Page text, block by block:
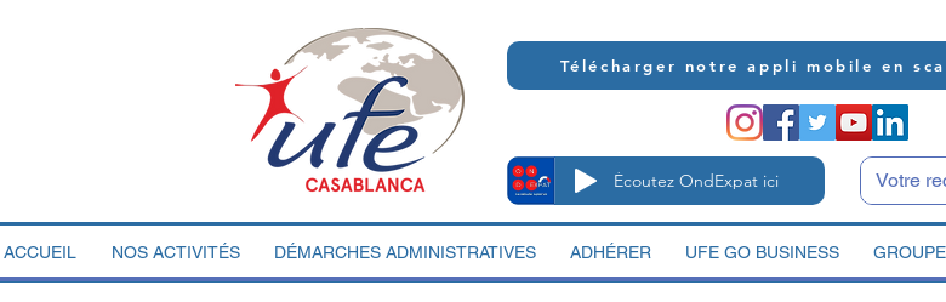
Télécharger notre appli mobile en
Écoutez OndExpat ici
ACCUEIL NOS ACTIVITÉS DÉMARCHES ADMINISTRATIVES ADHÉRER UFE GO BUSINESS